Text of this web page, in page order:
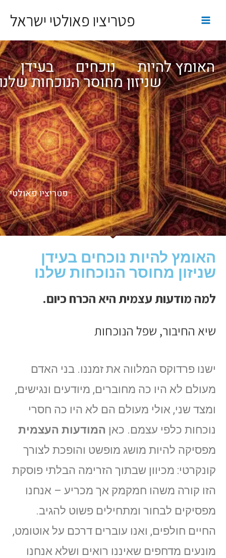
פטריציו פאולטי ישראל
האומץ להיות נוכחים
שניזון מחוסר הנוכחות
פטריציו פאולטי
האומץ להיות נוכחים בעידן
שניזון מחוסר הנוכחות שלנו
למה מודעות עצמית היא הכרח כיום.
שיא החיבור, שפל הנוכחות
ישנו פרדוקס המלווה את זמננו. בני האדם
מעולם לא היו כה מחוברים, מיודעים ונגישים,
ומצד שני, אולי מעולם הם לא היו כה חסרי
נוכחות כלפי עצמם. כאן המודעות העצמית
מפסיקה להיות מושג מופשט והופכת לצורך
קונקרטי: מכיוון שבתוך הזרימה הבלתי פוסקת
הזו קורה משהו חמקמק אך מכריע – אנחנו
מפסיקים לבחור ומתחילים פשוט להגיב.
החיים חולפים, ואנו עוברים דרכם על אוטומט,
מונעים מדחפים שאיננו רואים ושלא אנחנו